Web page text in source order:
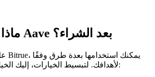
ماذا يمكنك فعله بـ Aave بعد الشراء؟
لأهدافك. لتبسيط الخيارات، إليك الخيارات الأربعة الرئيسية: